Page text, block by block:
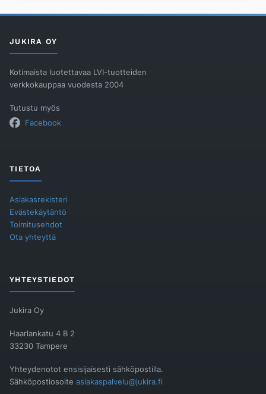
JUKIRA OY
Kotimaista luotettavaa LVI-tuotteiden
verkkokauppaa vuodesta 2004
Tutustu myös
Facebook
TIETOA
Asiakasrekisteri
Evästekäytäntö
Toimitusehdot
Ota yhteyttä
YHTEYSTIEDOT
Jukira Oy
Haarlankatu 4 B 2
33230 Tampere
Yhteydenotot ensisijaisesti sähköpostilla.
Sähköpostiosoite asiakaspalvelu@jukira.fi